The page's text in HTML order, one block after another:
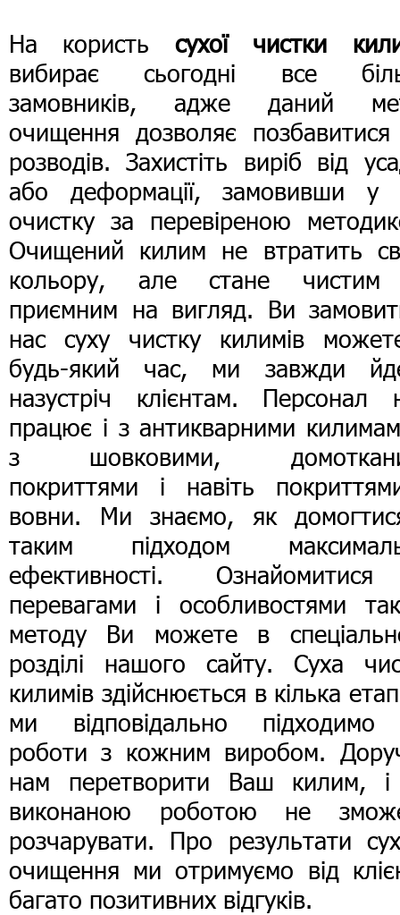
На користь сухої чистки
вибирає сьогодні все
замовників, адже даний
очищення дозволяє позбавитися
розводів. Захистіть виріб від
або деформації, замовивши у
очистку за перевіреною
Очищений килим не втратить
кольору, але стане
приємним на вигляд. Ви
нас суху чистку килимів
будь-який час, ми завжди
назустріч клієнтам. Персонал
працює і з антикварними
з шовковими,
покриттями і навіть
вовни. Ми знаємо, як
таким підходом
ефективності.
перевагами і особливостями
методу Ви можете в
розділі нашого сайту. Суха
килимів здійснюється в кілька
ми відповідально
роботи з кожним виробом.
нам перетворити Ваш килим,
виконаною роботою не
розчарувати. Про результати
очищення ми отримуємо від
багато позитивних відгуків.